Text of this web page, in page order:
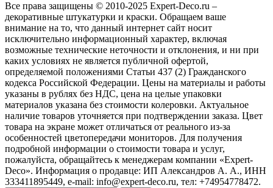
Все права защищены © 2010-2025 Expert-Deco.ru –
декоративные штукатурки и краски. Обращаем ваше
внимание на то, что данный интернет сайт носит
исключительно информационный характер, включая
возможные технические неточности и отклонения, и ни при
каких условиях не является публичной офертой,
определяемой положениями Статьи 437 (2) Гражданского
кодекса Российской Федерации. Цены на материалы и работы
указаны в рублях без НДС, цена на целые упаковки
материалов указана без стоимости колеровки. Актуальное
наличие товаров уточняется при подтверждении заказа. Цвет
товара на экране может отличаться от реального из‑за
особенностей цветопередачи мониторов. Для получения
подробной информации о стоимости товара и услуг,
пожалуйста, обращайтесь к менеджерам компании «Expert-
Deco». Информация о продавце: ИП Александров А. А., ИНН
333411895449, e-mail: info@expert-deco.ru, тел: +74954778472.